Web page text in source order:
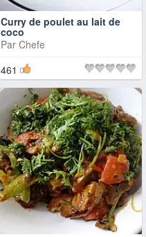
Curry de poulet au lait de
coco
Par Chefe
461